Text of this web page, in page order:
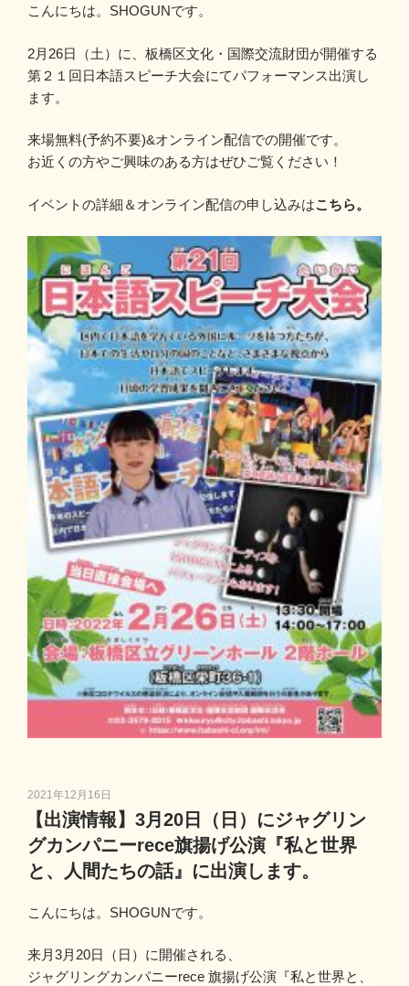
こんにちは。SHOGUNです。
2月26日（土）に、板橋区文化・国際交流財団が開催する
第２１回日本語スピーチ大会にてパフォーマンス出演し
ます。
来場無料(予約不要)&オンライン配信での開催です。
お近くの方やご興味のある方はぜひご覧ください！
イベントの詳細＆オンライン配信の申し込みはこちら。
投
稿
日:
2021年12月16日
【出演情報】3月20日（日）にジャグリン
グカンパニーrece旗揚げ公演『私と世界
と、人間たちの話』に出演します。
こんにちは。SHOGUNです。
来月3月20日（日）に開催される、
ジャグリングカンパニーrece 旗揚げ公演『私と世界と、